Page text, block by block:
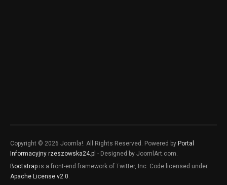
Copyright © 2026 Joomla!. All Rights Reserved. Powered by Portal
Informacyjny rzeszowska24.pl - Designed by JoomlArt.com.
Bootstrap is a front-end framework of Twitter, Inc. Code licensed under
Apache License v2.0.